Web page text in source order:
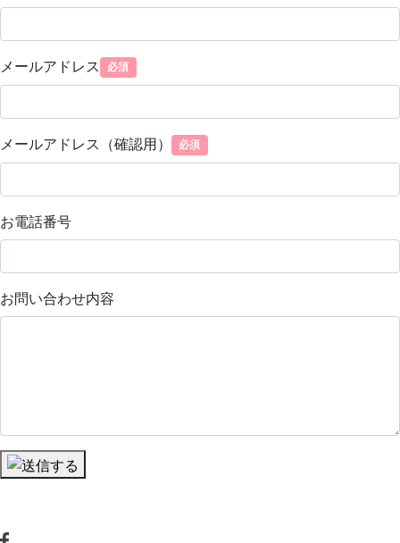
メールアドレス
メールアドレス（確認用）
お電話番号
お問い合わせ内容